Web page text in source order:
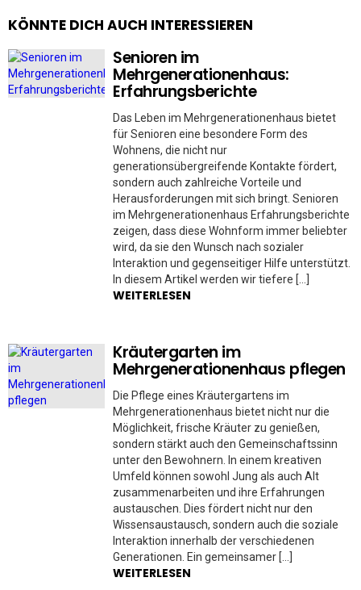
KÖNNTE DICH AUCH INTERESSIEREN
Senioren im
Mehrgenerationenhaus:
Erfahrungsberichte
Das Leben im Mehrgenerationenhaus bietet
für Senioren eine besondere Form des
Wohnens, die nicht nur
generationsübergreifende Kontakte fördert,
sondern auch zahlreiche Vorteile und
Herausforderungen mit sich bringt. Senioren
im Mehrgenerationenhaus Erfahrungsberichte
zeigen, dass diese Wohnform immer beliebter
wird, da sie den Wunsch nach sozialer
Interaktion und gegenseitiger Hilfe unterstützt.
In diesem Artikel werden wir tiefere […]
WEITERLESEN
Kräutergarten im
Mehrgenerationenhaus pflegen
Die Pflege eines Kräutergartens im
Mehrgenerationenhaus bietet nicht nur die
Möglichkeit, frische Kräuter zu genießen,
sondern stärkt auch den Gemeinschaftssinn
unter den Bewohnern. In einem kreativen
Umfeld können sowohl Jung als auch Alt
zusammenarbeiten und ihre Erfahrungen
austauschen. Dies fördert nicht nur den
Wissensaustausch, sondern auch die soziale
Interaktion innerhalb der verschiedenen
Generationen. Ein gemeinsamer […]
WEITERLESEN